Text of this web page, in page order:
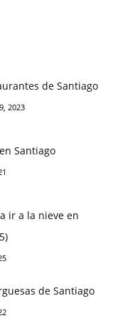
de Santiago
2023
Santiago
ir a la nieve en
de Santiago